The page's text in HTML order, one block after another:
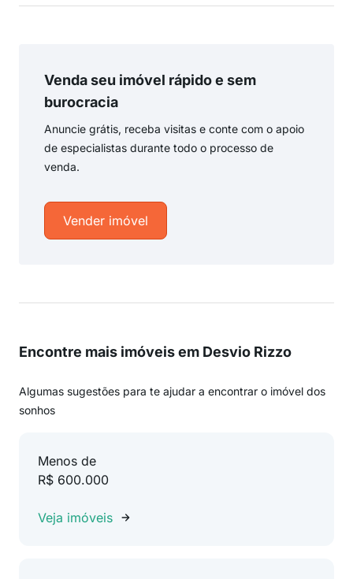
Venda seu imóvel rápido e sem
burocracia
Anuncie grátis, receba visitas e conte com o apoio
de especialistas durante todo o processo de
venda.
Vender imóvel
Encontre mais imóveis em Desvio Rizzo
Algumas sugestões para te ajudar a encontrar o imóvel dos
sonhos
Menos de
R$ 600.000
Veja imóveis